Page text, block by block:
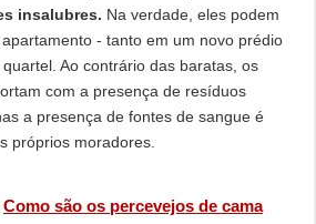
insalubres. Na verdade, eles podem
- tanto em um novo prédio
Ao contrário das baratas, os
com a presença de resíduos
a presença de fontes de sangue é
próprios moradores.
Como são os percevejos de cama